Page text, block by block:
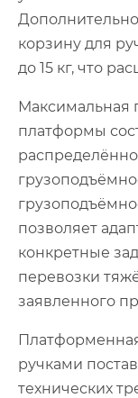
корзину для
до 15 кг, что
Максимальная
платформы
позволяет
конкретные
перевозки
заявленного
ручками
технических